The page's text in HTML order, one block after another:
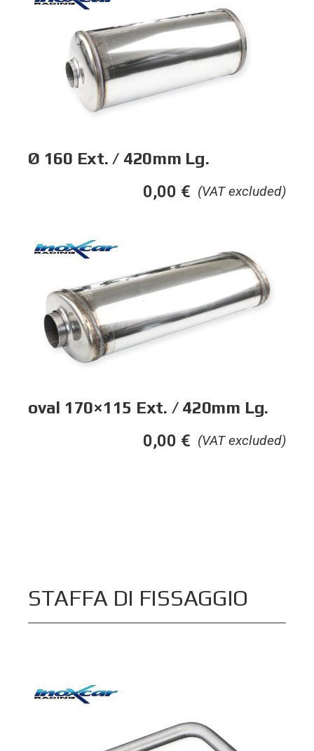
Ø 160 Ext. / 420mm Lg.
(VAT excluded)
0,00 €
oval 170×115 Ext. / 420mm Lg.
(VAT excluded)
0,00 €
STAFFA DI FISSAGGIO